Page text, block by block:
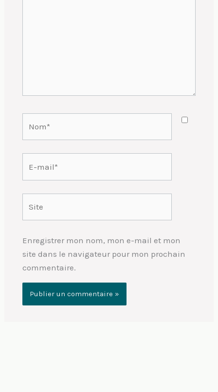
Enregistrer mon nom, mon e-mail et mon
site dans le navigateur pour mon prochain
commentaire.